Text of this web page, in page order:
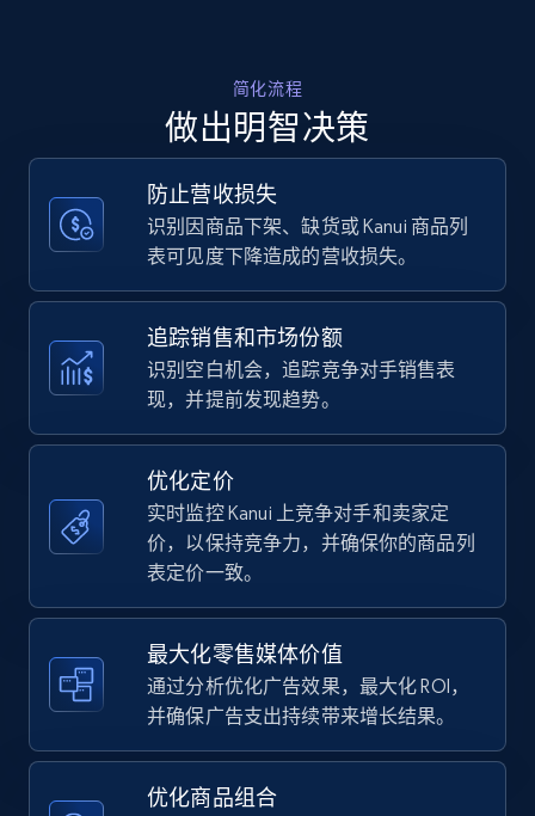
Amazon products - find products by using
upc numbers
price, Currency, Availability, Reviews count, and
more.
35.2K+ 5.7K+ 立即开始
Amazon Reviews
URL, Product name, Product rating, Product
rating object, Product rating max, Rating,
Author name, Asin, and more.
7.4K+ 870+
Walmart - products
URL, Final price, Sku, Currency, Gtin,
more.
简化流程
做出明智决策
防止营收损失
识别因商品下架、缺货或 Kanui 商品列
表可见度下降造成的营收损失。
追踪销售和市场份额
识别空白机会，追踪竞争对手销售表
现，并提前发现趋势。
优化定价
实时监控 Kanui 上竞争对手和卖家定
价，以保持竞争力，并确保你的商品列
表定价一致。
最大化零售媒体价值
通过分析优化广告效果，最大化 ROI，
并确保广告支出持续带来增长结果。
优化商品组合